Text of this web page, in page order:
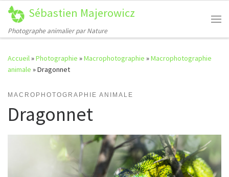
Passer au contenu
Sébastien Majerowicz
Photographe animalier par Nature
Accueil»Photographie »Macrophotographie »Macrophotographie
animale »Dragonnet
MACROPHOTOGRAPHIE ANIMALE
Dragonnet